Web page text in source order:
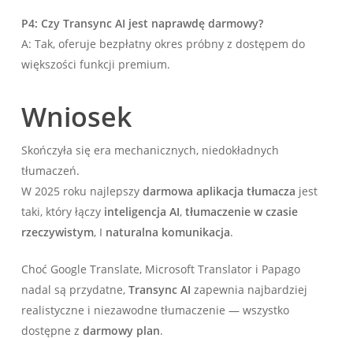
P4: Czy Transync AI jest naprawdę darmowy?
A: Tak, oferuje bezpłatny okres próbny z dostępem do
większości funkcji premium.
Wniosek
Skończyła się era mechanicznych, niedokładnych
tłumaczeń.
W 2025 roku najlepszy darmowa aplikacja tłumacza jest
taki, który łączy inteligencja AI, tłumaczenie w czasie
rzeczywistym, I naturalna komunikacja.
Choć Google Translate, Microsoft Translator i Papago
nadal są przydatne, Transync AI zapewnia najbardziej
realistyczne i niezawodne tłumaczenie — wszystko
dostępne z darmowy plan.